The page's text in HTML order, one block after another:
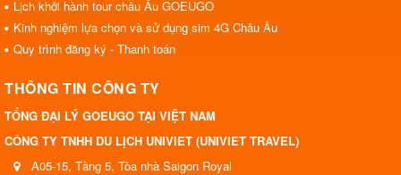
Lịch khởi hành tour châu Âu GOEUGO
Kinh nghiệm lựa chọn và sử dụng sim 4G Châu Âu
Quy trình đăng ký - Thanh toán
THÔNG TIN CÔNG TY
TỔNG ĐẠI LÝ GOEUGO TẠI VIỆT NAM
CÔNG TY TNHH DU LỊCH UNIVIET (UNIVIET TRAVEL)
A05-15, Tầng 5, Tòa nhà Saigon Royal